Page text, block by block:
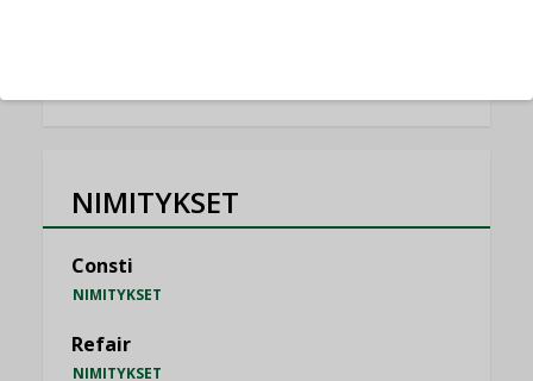
NIMITYKSET
Consti
NIMITYKSET
Refair
NIMITYKSET